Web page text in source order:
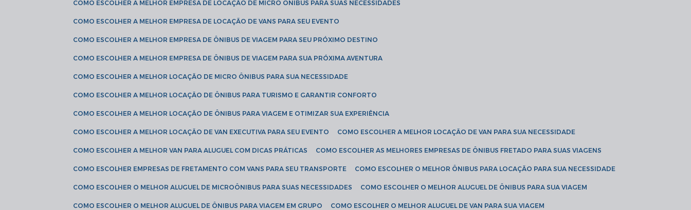
COMO ESCOLHER A MELHOR EMPRESA DE LOCAÇÃO DE MICRO ÔNIBUS PARA SUAS NECESSIDADES
COMO ESCOLHER A MELHOR EMPRESA DE LOCAÇÃO DE VANS PARA SEU EVENTO
COMO ESCOLHER A MELHOR EMPRESA DE ÔNIBUS DE VIAGEM PARA SEU PRÓXIMO DESTINO
COMO ESCOLHER A MELHOR EMPRESA DE ÔNIBUS DE VIAGEM PARA SUA PRÓXIMA AVENTURA
COMO ESCOLHER A MELHOR LOCAÇÃO DE MICRO ÔNIBUS PARA SUA NECESSIDADE
COMO ESCOLHER A MELHOR LOCAÇÃO DE ÔNIBUS PARA TURISMO E GARANTIR CONFORTO
COMO ESCOLHER A MELHOR LOCAÇÃO DE ÔNIBUS PARA VIAGEM E OTIMIZAR SUA EXPERIÊNCIA
COMO ESCOLHER A MELHOR LOCAÇÃO DE VAN EXECUTIVA PARA SEU EVENTO COMO ESCOLHER A MELHOR LOCAÇÃO DE VAN PARA SUA NECESSIDADE
COMO ESCOLHER A MELHOR VAN PARA ALUGUEL COM DICAS PRÁTICAS COMO ESCOLHER AS MELHORES EMPRESAS DE ÔNIBUS FRETADO PARA SUAS VIAGENS
COMO ESCOLHER EMPRESAS DE FRETAMENTO COM VANS PARA SEU TRANSPORTE COMO ESCOLHER O MELHOR ÔNIBUS PARA LOCAÇÃO PARA SUA NECESSIDADE
COMO ESCOLHER O MELHOR ALUGUEL DE MICROÔNIBUS PARA SUAS NECESSIDADES COMO ESCOLHER O MELHOR ALUGUEL DE ÔNIBUS PARA SUA VIAGEM
COMO ESCOLHER O MELHOR ALUGUEL DE ÔNIBUS PARA VIAGEM EM GRUPO COMO ESCOLHER O MELHOR ALUGUEL DE VAN PARA SUA VIAGEM